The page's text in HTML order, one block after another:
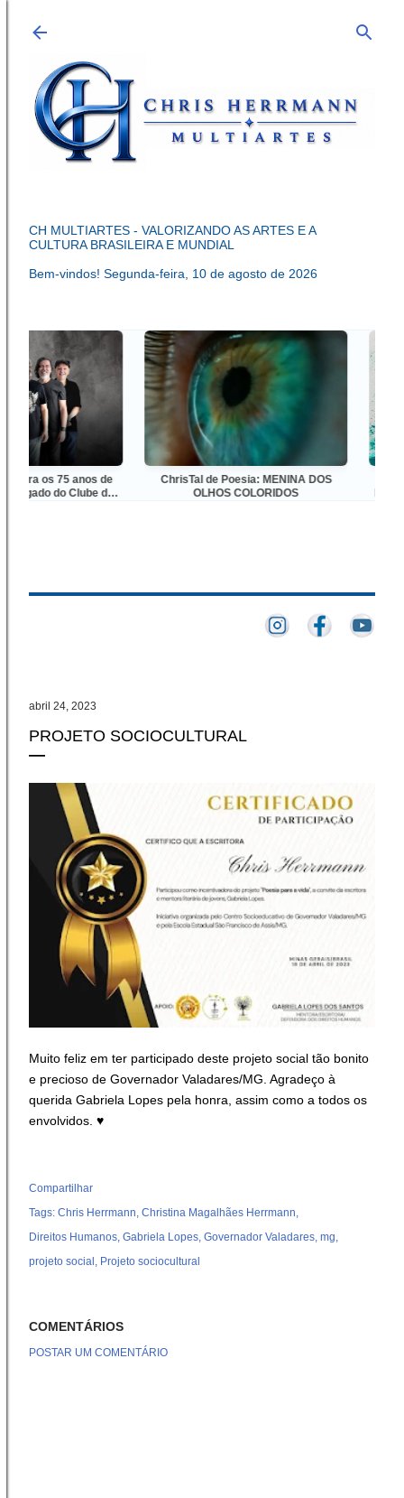
CH MULTIARTES - VALORIZANDO AS ARTES E A
CULTURA BRASILEIRA E MUNDIAL
Bem-vindos! Segunda-feira, 10 de agosto de 2026
os 75 anos de
do Clube da
ChrisTal de Poesia: MENINA DOS
OLHOS COLORIDOS
abril 24, 2023
PROJETO SOCIOCULTURAL
Muito feliz em ter participado deste projeto social tão bonito
e precioso de Governador Valadares/MG. Agradeço à
querida Gabriela Lopes pela honra, assim como a todos os
envolvidos. ♥️
Compartilhar
Tags: Chris Herrmann Christina Magalhães Herrmann
Direitos Humanos Gabriela Lopes Governador Valadares mg
projeto social
Projeto sociocultural
COMENTÁRIOS
POSTAR UM COMENTÁRIO